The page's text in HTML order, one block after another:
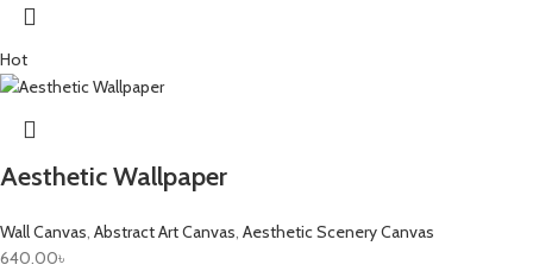
Hot
Aesthetic Wallpaper
Wall Canvas, Abstract Art Canvas, Aesthetic Scenery Canvas
640.00৳